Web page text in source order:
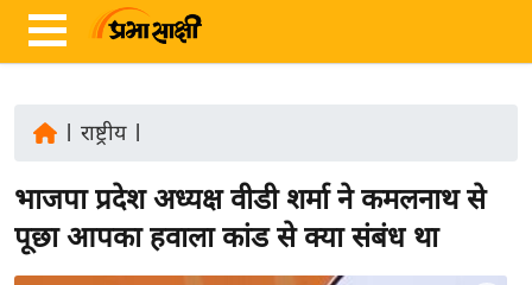
ज़ा
ख
ब
राष्ट्रीय|
भाजपा प्रदेश अध्यक्ष वीडी शर्मा ने कमलनाथ से
पूछा आपका हवाला कांड से क्या संबंध था